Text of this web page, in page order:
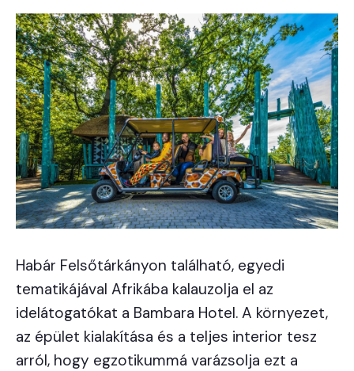
Habár Felsőtárkányon található, egyedi
tematikájával Afrikába kalauzolja el az
idelátogatókat a Bambara Hotel. A környezet,
az épület kialakítása és a teljes interior tesz
arról, hogy egzotikummá varázsolja ezt a